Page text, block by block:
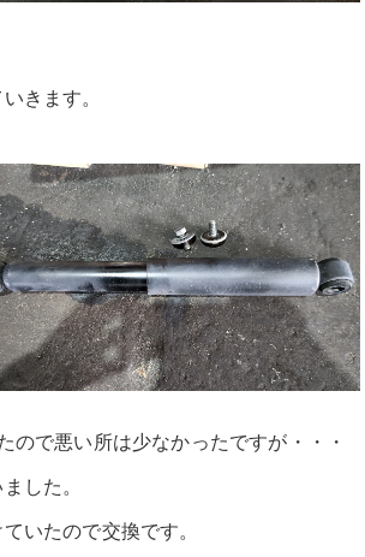
きます。
ので悪い所は少なかったですが・・・
した。
いたので交換です。